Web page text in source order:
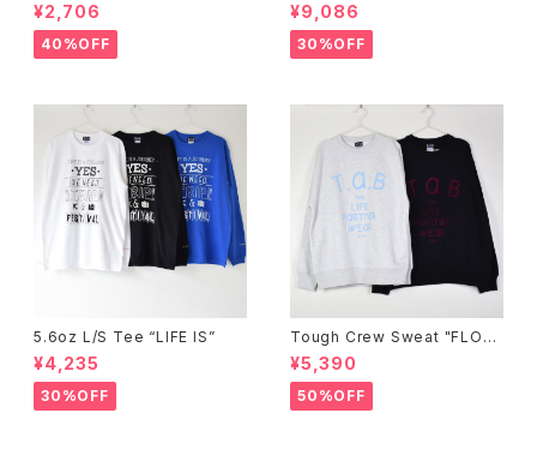
¥2,706
40%OFF
¥9,086
30%OFF
5.6oz L/S Tee “LIFE IS”
¥4,235
30%OFF
Tough Crew Sweat "FLOC
K"
¥5,390
50%OFF